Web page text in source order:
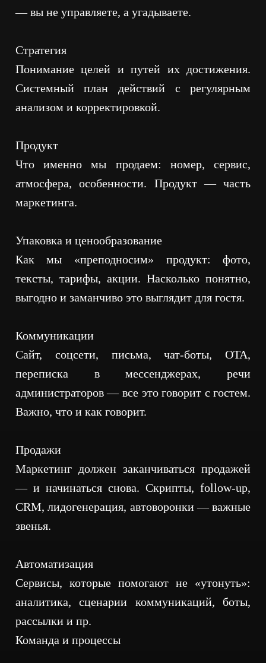
— вы не управляете, а угадываете.
Стратегия
Понимание целей и путей их достижения.
Системный план действий с регулярным
анализом и корректировкой.
Продукт
Что именно мы продаем: номер, сервис,
атмосфера, особенности. Продукт — часть
маркетинга.
Упаковка и ценообразование
Как мы «преподносим» продукт: фото,
тексты, тарифы, акции. Насколько понятно,
выгодно и заманчиво это выглядит для гостя.
Коммуникации
Сайт, соцсети, письма, чат-боты, OTA,
переписка в мессенджерах, речи
администраторов — все это говорит с гостем.
Важно, что и как говорит.
Продажи
Маркетинг должен заканчиваться продажей
— и начинаться снова. Скрипты, follow-up,
CRM, лидогенерация, автоворонки — важные
звенья.
Автоматизация
Сервисы, которые помогают не «утонуть»:
аналитика, сценарии коммуникаций, боты,
рассылки и пр.
Команда и процессы